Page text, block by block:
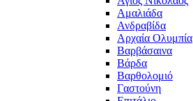
Αμαλιάδα
Ανδραβίδα
Αρχαία Ολυμπία
Βαρβάσαινα
Βάρδα
Βαρθολομιό
Γαστούνη